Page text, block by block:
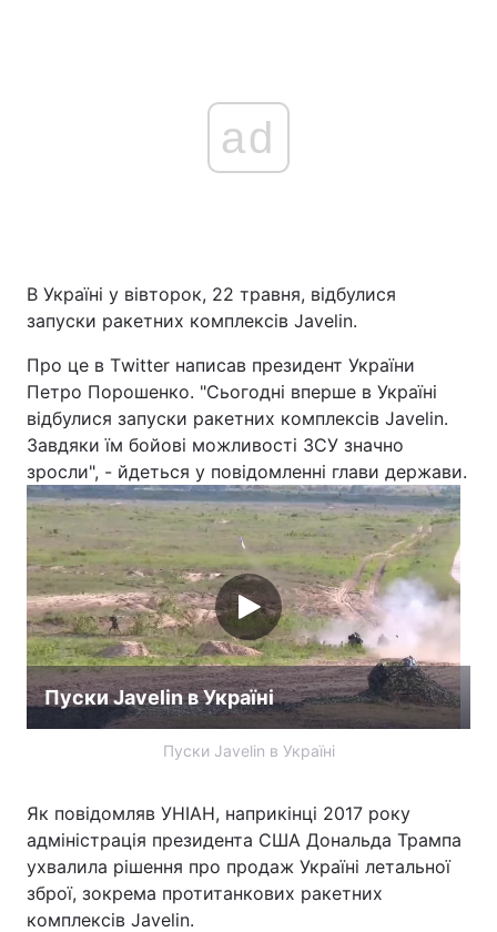
Головна Війна
Економіка Світ
Спорт Наука
Техно і зв'язок Лайт
Зброя Інциденти
Здоров'я Туризм
Цікавинки Погода
Екологія Регіони
Лонгріди
Інтерв'ю Думки
Архів Вакансії
ad
В Україні у вівторок, 22 травня, відбулися
запуски ракетних комплексів Javelin.
Про це в Тwitter написав президент України
Петро Порошенко. "Сьогодні вперше в Україні
відбулися запуски ракетних комплексів Javelin.
Завдяки їм бойові можливості ЗСУ значно
зросли", - йдеться у повідомленні глави держави.
Пуски Javelin в Україні
Пуски Javelin в Україні
Як повідомляв УНІАН, наприкінці 2017 року
адміністрація президента США Дональда Трампа
ухвалила рішення про продаж Україні летальної
зброї, зокрема протитанкових ракетних
комплексів Javelin.